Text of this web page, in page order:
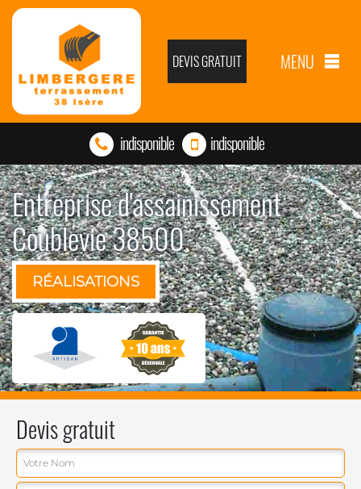
DEVIS GRATUIT MENU
indisponible indisponible
Entreprise d'assainissement
Coublevie 38500
RÉALISATIONS
Devis gratuit